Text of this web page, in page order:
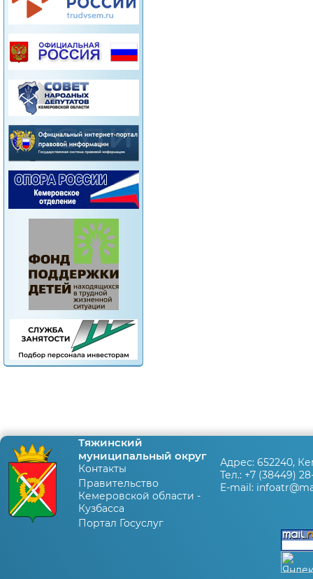
Тяжинский
муниципальный округ
Контакты
Правительство
Кемеровской области -
Кузбасса
Портал Госуслуг
Адрес: 652240,
Тел.: +7 (38449)
E-mail: